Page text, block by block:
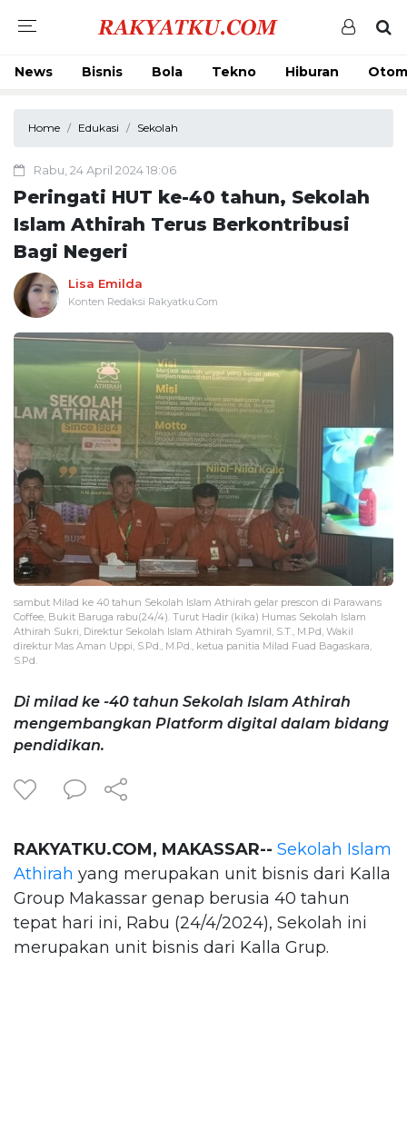
News Bisnis Bola Tekno Hiburan
Home Edukasi Sekolah
Rabu, 24 April 2024 18:06
Peringati HUT ke-40 tahun, Sekolah
Islam Athirah Terus Berkontribusi
Bagi Negeri
Lisa Emilda
Konten Redaksi Rakyatku.Com
sambut Milad ke 40 tahun Sekolah Islam Athirah gelar prescon di Parawans
Coffee, Bukit Baruga rabu(24/4). Turut Hadir (kika) Humas Sekolah Islam
Athirah Sukri, Direktur Sekolah Islam Athirah Syamril, S.T., M.Pd, Wakil
direktur Mas Aman Uppi, S.Pd., M.Pd., ketua panitia Milad Fuad Bagaskara,
S.Pd.
Di milad ke -40 tahun Sekolah Islam Athirah
mengembangkan Platform digital dalam bidang
pendidikan.
RAKYATKU.COM, MAKASSAR-- Sekolah Islam
Athirah yang merupakan unit bisnis dari Kalla
Group Makassar genap berusia 40 tahun
tepat hari ini, Rabu (24/4/2024), Sekolah ini
merupakan unit bisnis dari Kalla Grup.